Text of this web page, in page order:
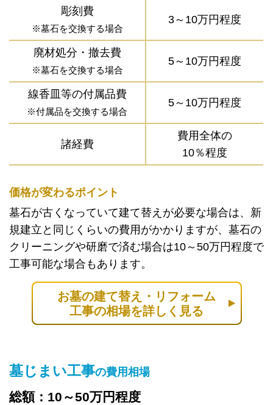
彫刻費
※墓石を交換する場合
3～10万円程度
廃材処分・撤去費
※墓石を交換する場合
5～10万円程度
線香皿等の付属品費
※付属品を交換する場合
5～10万円程度
諸経費
費用全体の
10％程度
価格が変わるポイント
墓石が古くなっていて建て替えが必要な場合は、新
規建立と同じくらいの費用がかかりますが、墓石の
クリーニングや研磨で済む場合は10～50万円程度で
工事可能な場合もあります。
お墓の建て替え・リフォーム
工事の相場を詳しく見る
墓じまい工事の費用相場
総額：10～50万円程度